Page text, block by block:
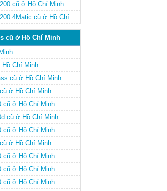
cũ ở Hồ Chí Minh
4Matic cũ ở Hồ Chí
cũ ở Hồ Chí Minh
Chí Minh
cũ ở Hồ Chí Minh
ở Hồ Chí Minh
cũ ở Hồ Chí Minh
cũ ở Hồ Chí Minh
cũ ở Hồ Chí Minh
ở Hồ Chí Minh
cũ ở Hồ Chí Minh
cũ ở Hồ Chí Minh
cũ ở Hồ Chí Minh